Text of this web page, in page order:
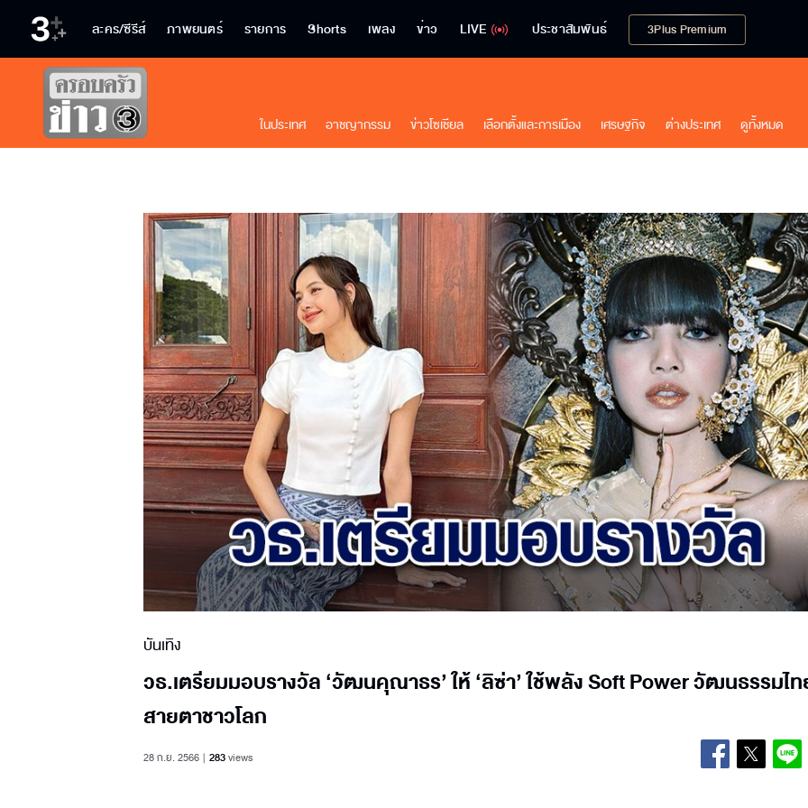
ละคร/ซีรีส์ ภาพยนตร์ รายการ Shorts เพลง ข่าว LIVE ประชาสัมพันธ์ 3Plus Premium
ในประเทศ อาชญากรรม ข่าวโซเชียล เลือกตั้งและการเมือง เศรษฐกิจ ต่างประเทศ ดูทั้งหมด
บันเทิง
วธ.เตรียมมอบรางวัล ‘วัฒนคุณาธร’ ให้ ‘ลิซ่า’ ใช้พลัง Soft Power วัฒนธรรมไ
สายตาชาวโลก
28 ก.ย. 2566 283views